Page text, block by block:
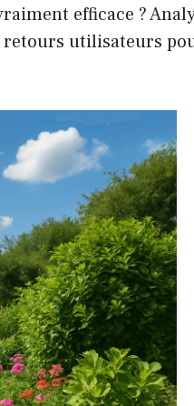
efficace ?
retours utilisateurs